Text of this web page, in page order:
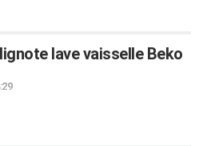
lave vaisselle Beko